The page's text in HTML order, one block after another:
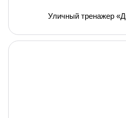
Уличный тренажер